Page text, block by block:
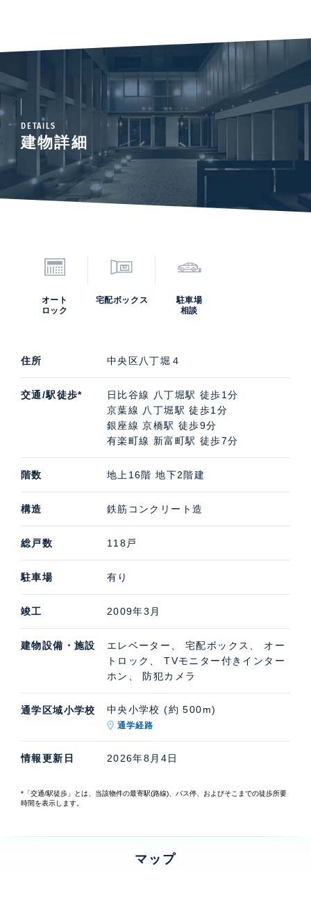
DETAILS
建物詳細
オート
ロック
宅配ボックス
駐車場
相談
住所 中央区八丁堀４
交通/駅徒歩*
日比谷線 八丁堀駅 徒歩1分
京葉線 八丁堀駅 徒歩1分
銀座線 京橋駅 徒歩9分
有楽町線 新富町駅 徒歩7分
階数 地上16階 地下2階建
構造 鉄筋コンクリート造
総戸数 118戸
駐車場 有り
竣工 2009年3月
建物設備・施設
エレベーター、 宅配ボックス、 オー
トロック、 TVモニター付きインター
ホン、 防犯カメラ
通学区域小学校 中央小学校 (約 500m)
通学経路
情報更新日 2026年8月4日
*「交通/駅徒歩」とは、当該物件の最寄駅(路線)、バス停、およびそこまでの徒歩所要
時間を表示します。
マップ